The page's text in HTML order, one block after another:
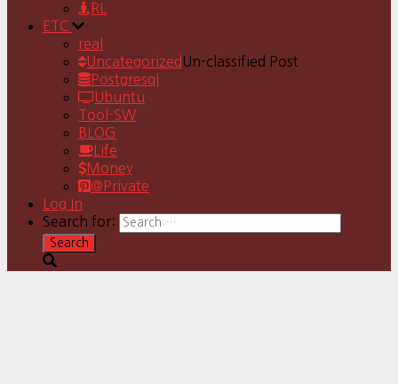
RL
ETC
real
Uncategorized Un-classified Post
Postgresql
Ubuntu
Tool-SW
BLOG
Life
Money
@Private
Log In
Search for: